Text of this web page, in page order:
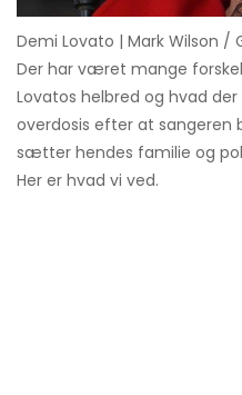
Demi Lovato | Mark Wilson /
Der har været mange
Lovatos helbred og hvad
overdosis efter at sangeren
sætter hendes familie og
Her er hvad vi ved.